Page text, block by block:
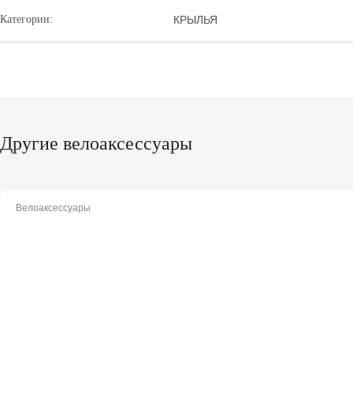
Категории: КРЫЛЬЯ
Другие велоаксессуары
Велоаксессуары